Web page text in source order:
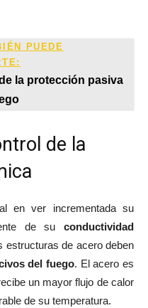
PUEDE
la protección pasiva
de la
en ver incrementada su
de su conductividad
estructuras de acero deben
del fuego. El acero es
un mayor flujo de calor
de su temperatura.